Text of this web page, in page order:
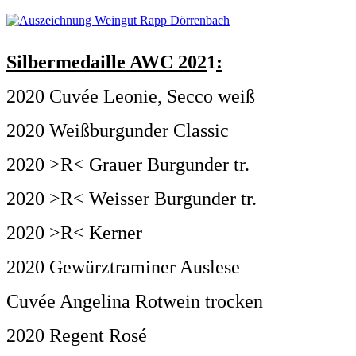
Silbermedaille AWC 2021:
2020 Cuvée Leonie, Secco weiß
2020 Weißburgunder Classic
2020 >R< Grauer Burgunder tr.
2020 >R< Weisser Burgunder tr.
2020 >R< Kerner
2020 Gewürztraminer Auslese
Cuvée Angelina Rotwein trocken
2020 Regent Rosé